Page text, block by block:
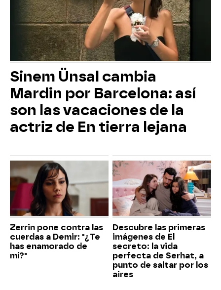
Sinem Ünsal cambia
Mardin por Barcelona: así
son las vacaciones de la
actriz de En tierra lejana
Zerrin pone contra las
cuerdas a Demir: "¿Te
has enamorado de
mí?"
Descubre las primeras
imágenes de El
secreto: la vida
perfecta de Serhat, a
punto de saltar por los
aires